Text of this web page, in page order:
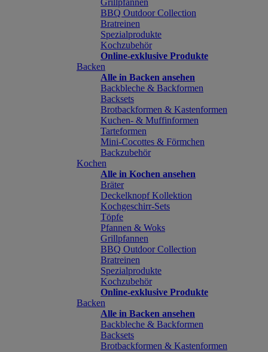
Grillpfannen
BBQ Outdoor Collection
Bratreinen
Spezialprodukte
Kochzubehör
Online-exklusive Produkte
Backen
Alle in Backen ansehen
Backbleche & Backformen
Backsets
Brotbackformen & Kastenformen
Kuchen- & Muffinformen
Tarteformen
Mini-Cocottes & Förmchen
Backzubehör
Kochen
Alle in Kochen ansehen
Bräter
Deckelknopf Kollektion
Kochgeschirr-Sets
Töpfe
Pfannen & Woks
Grillpfannen
BBQ Outdoor Collection
Bratreinen
Spezialprodukte
Kochzubehör
Online-exklusive Produkte
Backen
Alle in Backen ansehen
Backbleche & Backformen
Backsets
Brotbackformen & Kastenformen